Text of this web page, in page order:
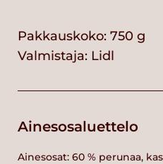
Pakkauskoko: 750 g
Valmistaja: Lidl
Ainesosaluettelo
Ainesosat: 60 % perunaa,